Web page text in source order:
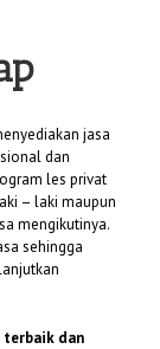
jasa
dan
les privat
– laki maupun
mengikutinya.
sehingga
terbaik dan